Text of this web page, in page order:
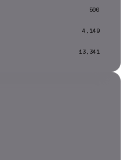
500
4,149
13,341